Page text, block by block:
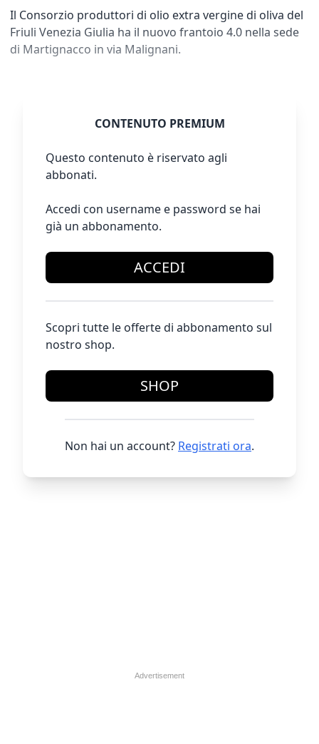
Il Consorzio produttori di olio extra vergine di oliva del
Friuli Venezia Giulia ha il nuovo frantoio 4.0 nella sede
di Martignacco in via Malignani.
CONTENUTO PREMIUM
Questo contenuto è riservato agli
abbonati.
Accedi con username e password se hai
già un abbonamento.
ACCEDI
Scopri tutte le offerte di abbonamento sul
nostro shop.
SHOP
Non hai un account? Registrati ora.